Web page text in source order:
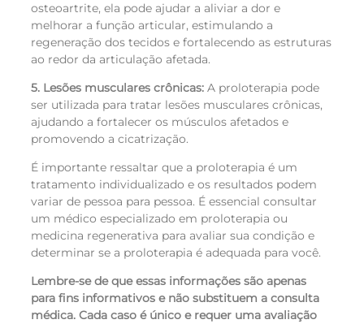
osteoartrite, ela pode ajudar a aliviar a dor e
melhorar a função articular, estimulando a
regeneração dos tecidos e fortalecendo as estruturas
ao redor da articulação afetada.
5. Lesões musculares crônicas: A proloterapia pode
ser utilizada para tratar lesões musculares crônicas,
ajudando a fortalecer os músculos afetados e
promovendo a cicatrização.
É importante ressaltar que a proloterapia é um
tratamento individualizado e os resultados podem
variar de pessoa para pessoa. É essencial consultar
um médico especializado em proloterapia ou
medicina regenerativa para avaliar sua condição e
determinar se a proloterapia é adequada para você.
Lembre-se de que essas informações são apenas
para fins informativos e não substituem a consulta
médica. Cada caso é único e requer uma avaliação